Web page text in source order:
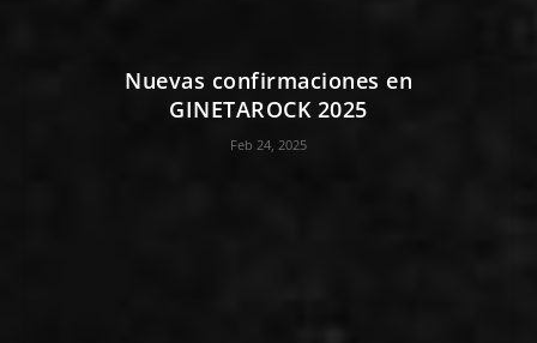
Nuevas confirmaciones en
GINETAROCK 2025
Feb 24, 2025